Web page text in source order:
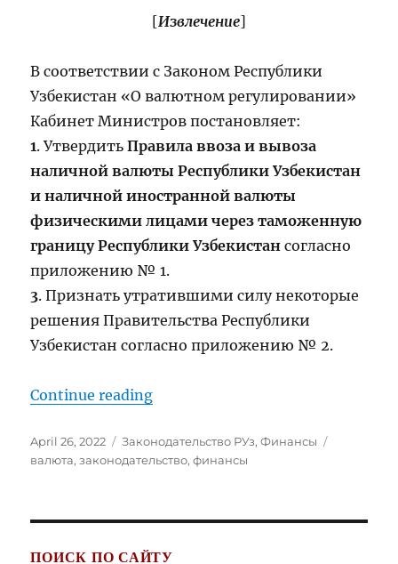
[Извлечение]
В соответствии с Законом Республики
Узбекистан «О валютном регулировании»
Кабинет Министров постановляет:
1. УтвердитьПравила ввоза и вывоза
наличной валюты Республики Узбекистан
и наличной иностранной валюты
физическими лицами через таможенную
границу Республики Узбекистан согласно
приложению № 1.
3. Признать утратившими силу некоторые
решения Правительства Республики
Узбекистан согласно приложению № 2.
Continue reading“ПРАВИЛА ввоза и вывоза
Posted
on
April 26, 2022 Categories
Законодательство РУз,Финансы
валюта,законодательство,финансы
ПОИСК ПО САЙТУ